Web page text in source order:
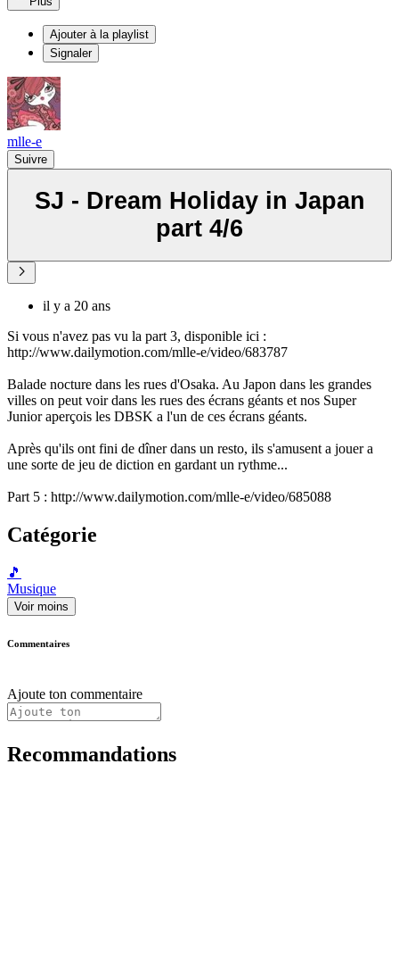
Ajouter à la playlist
Signaler
mlle-e
Suivre
SJ - Dream Holiday in Japan
part 4/6
il y a 20 ans
Si vous n'avez pas vu la part 3, disponible ici :
http://www.dailymotion.com/mlle-e/video/683787
Balade nocture dans les rues d'Osaka. Au Japon dans les grandes
villes on peut voir dans les rues des écrans géants et nos Super
Junior aperçois les DBSK a l'un de ces écrans géants.
Après qu'ils ont fini de dîner dans un resto, ils s'amusent a jouer a
une sorte de jeu de diction en gardant un rythme...
Part 5 : http://www.dailymotion.com/mlle-e/video/685088
Catégorie
🎵
Musique
Voir moins
Commentaires
Ajoute ton commentaire
Recommandations